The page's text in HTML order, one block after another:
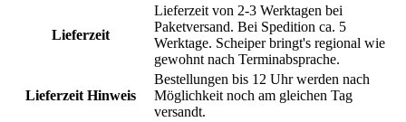
Lieferzeit
Lieferzeit von 2-3 Werktagen bei
Paketversand. Bei Spedition ca. 5
Werktage. Scheiper bringt's regional wie
gewohnt nach Terminabsprache.
Lieferzeit Hinweis
Bestellungen bis 12 Uhr werden nach
Möglichkeit noch am gleichen Tag
versandt.